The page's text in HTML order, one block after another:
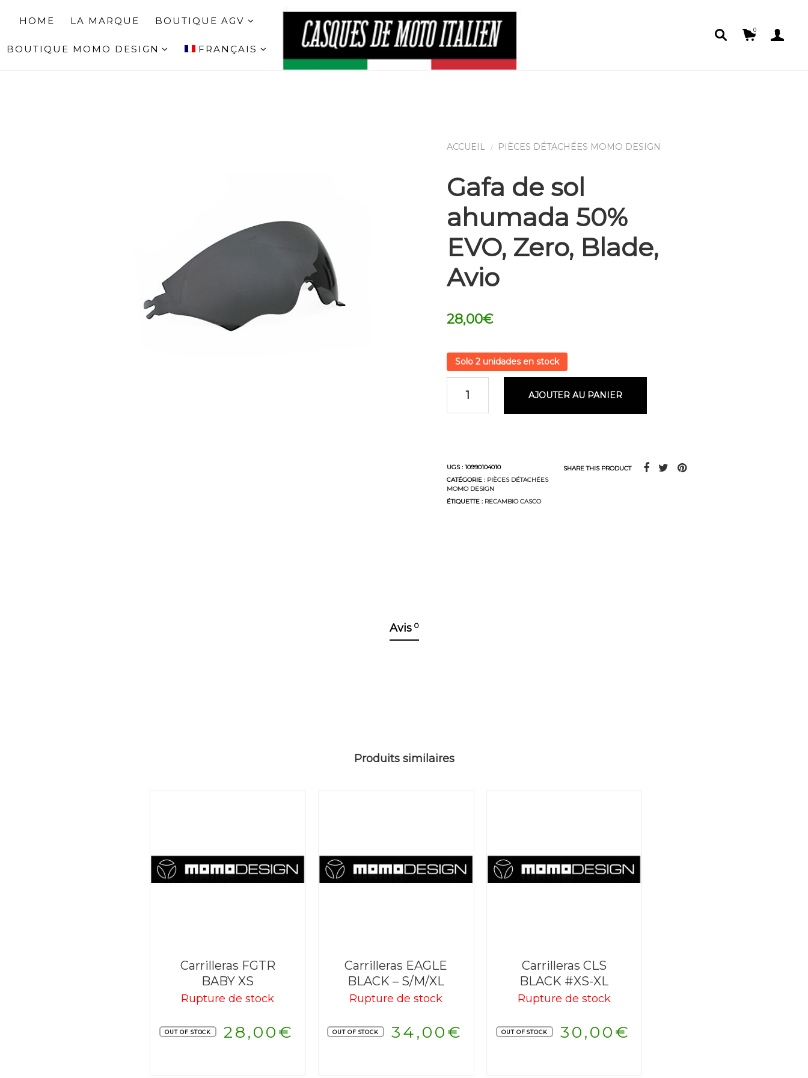
HOME LA MARQUE BOUTIQUE AGV
BOUTIQUE MOMO DESIGN FRANÇAIS
0
Gafa de sol
ahumada 50%
EVO, Zero, Blade,
Avio
28,00€
Solo 2 unidades en stock
AJOUTER AU PANIER
UGS : 10990104010
CATÉGORIE : PIÈCES DÉTACHÉES
MOMO DESIGN
ÉTIQUETTE : RECAMBIO CASCO
SHARE THIS PRODUCT
Avis 0
Produits similaires
Carrilleras FGTR
BABY XS
Rupture de stock
OUT OF STOCK 28,00€
Carrilleras EAGLE
BLACK – S/M/XL
Rupture de stock
OUT OF STOCK 34,00€
Carrilleras CLS
BLACK #XS-XL
Rupture de stock
OUT OF STOCK 30,00€